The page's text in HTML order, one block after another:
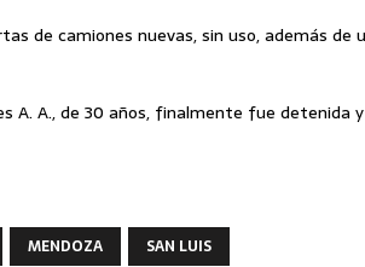
de camiones nuevas, sin uso, además de
A. A., de 30 años, finalmente fue detenida
MENDOZA SAN LUIS